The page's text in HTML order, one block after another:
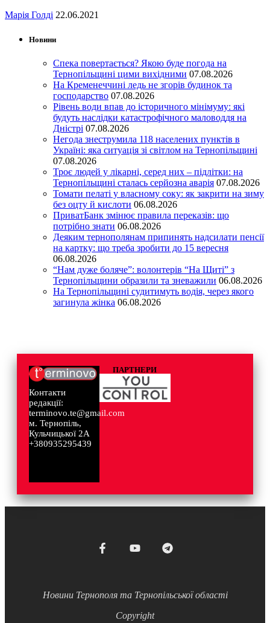
Марія Голді 22.06.2021
Новини
Спека повертається? Якою буде погода на
Тернопільщині цими вихідними 07.08.2026
На Кременеччині ледь не згорів будинок та
господарство 07.08.2026
Рівень води впав до історичного мінімуму: які
будуть наслідки катастрофічного маловоддя на
Дністрі 07.08.2026
Негода знеструмила 118 населених пунктів в
Україні: яка ситуація зі світлом на Тернопільщині
07.08.2026
Троє людей у лікарні, серед них – підлітки: на
Тернопільщині сталась серйозна аварія 07.08.2026
Томати пелаті у власному соку: як закрити на зиму
без оцту й кислоти 06.08.2026
ПриватБанк змінює правила переказів: що
потрібно знати 06.08.2026
Деяким тернополянам припинять надсилати пенсії
на картку: що треба зробити до 15 вересня
06.08.2026
“Нам дуже боляче”: волонтерів “На Щиті” з
Тернопільщини образили та зневажили 06.08.2026
На Тернопільщині судитимуть водія, через якого
загинула жінка 06.08.2026
Контакти
редакції:
terminovo.te@gmail.com
м. Тернопіль,
Кульчицької 2А
+380935295439
ПАРТНЕРИ
Новини Тернополя та Тернопільської області
Copyright